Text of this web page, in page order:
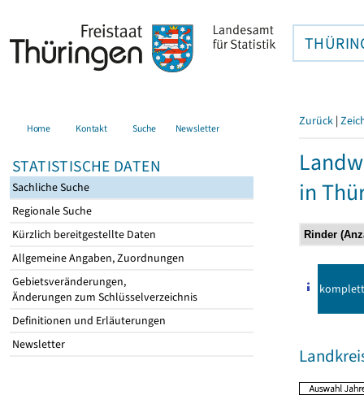
Home Kontakt Suche Newsletter
STATISTISCHE DATEN
Sachliche Suche
Regionale Suche
Kürzlich bereitgestellte Daten
Allgemeine Angaben, Zuordnungen
Gebietsveränderungen,
Änderungen zum Schlüsselverzeichnis
Definitionen und Erläuterungen
Newsletter
Zurück |
in
komplett